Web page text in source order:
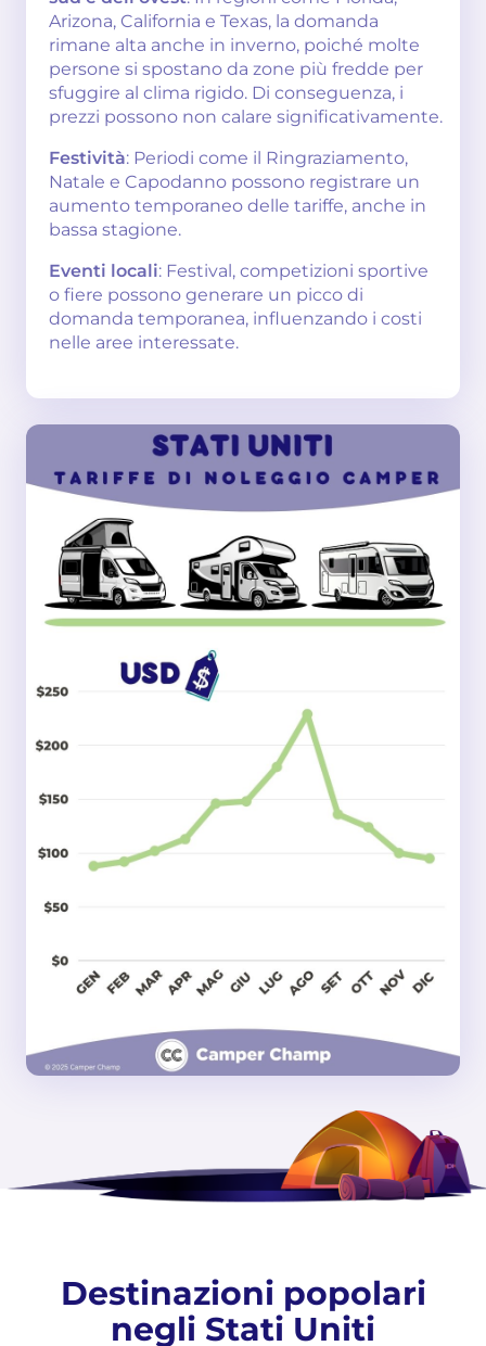
Arizona, California e Texas, la domanda
rimane alta anche in inverno, poiché molte
persone si spostano da zone più fredde per
sfuggire al clima rigido. Di conseguenza, i
prezzi possono non calare significativamente.
Festività: Periodi come il Ringraziamento,
Natale e Capodanno possono registrare un
aumento temporaneo delle tariffe, anche in
bassa stagione.
Eventi locali: Festival, competizioni sportive
o fiere possono generare un picco di
domanda temporanea, influenzando i costi
nelle aree interessate.
Destinazioni popolari
negli Stati Uniti